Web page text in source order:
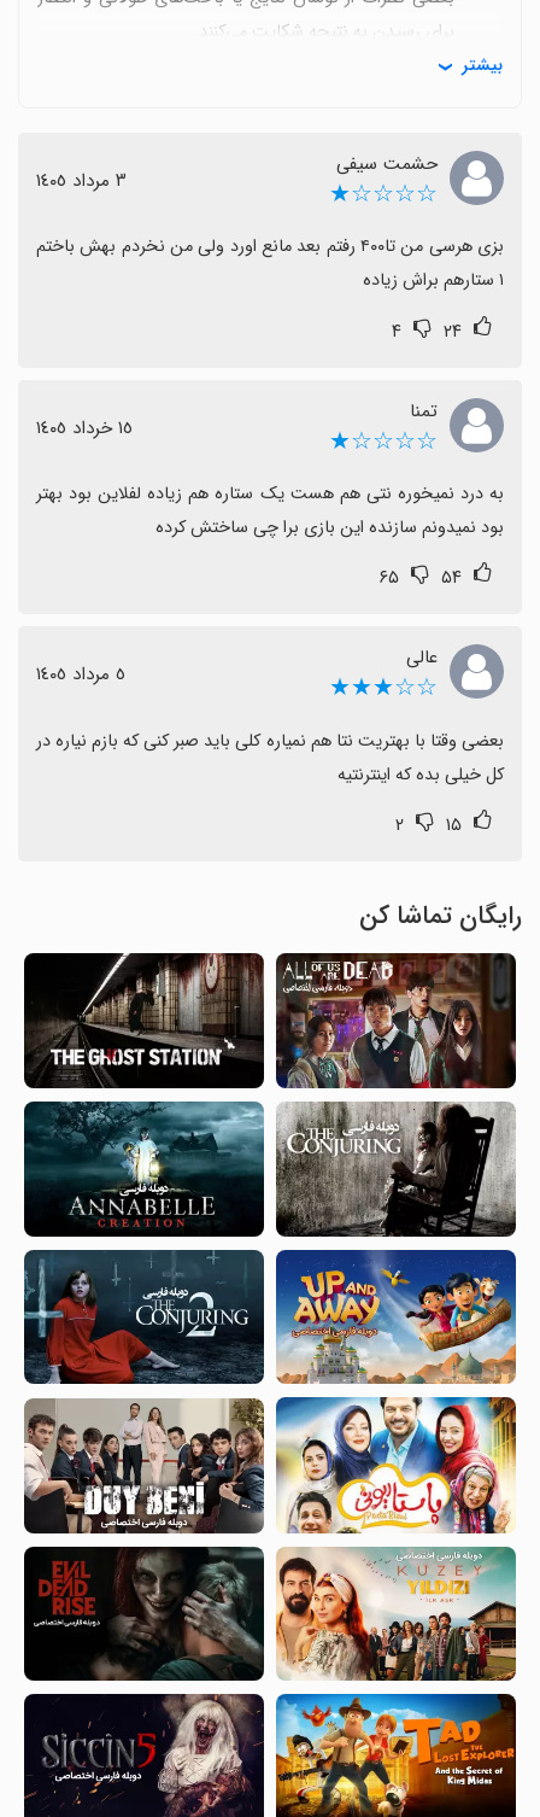
برای رسیدن به نتیجه شکایت می‌کنند.
برخی کاربران از کیفیت پایین، باگ‌ها و تغییراتی که نسخه
با وجود این چالش‌ها، چندین کاربر تجربه‌های بسیار مثبت
داشتند و سازنده را تحسین می‌کنند و به دیگران پیشنهاد
می‌دهند اگر به دنبال بازی کم‌حجم هستید، احتمالاً
سرگرم‌کننده است.
می‌تواند تجربه کاربری را بهتر کند.
بیشتر
حشمت سیفی
☆☆☆☆★ ٣ مرداد ١٤٠٥
۱ ستارهم براش زیاده
۲۴ ۴
تمنا
☆☆☆☆★ ١٥ خرداد ١٤٠٥
بود نمیدونم سازنده این بازی برا چی ساختش کرده
۵۴ ۶۵
عالی
☆☆★★★ ٥ مرداد ١٤٠٥
کل خیلی بده که اینترنتیه
۱۵ ۲
رایگان تماشا کن